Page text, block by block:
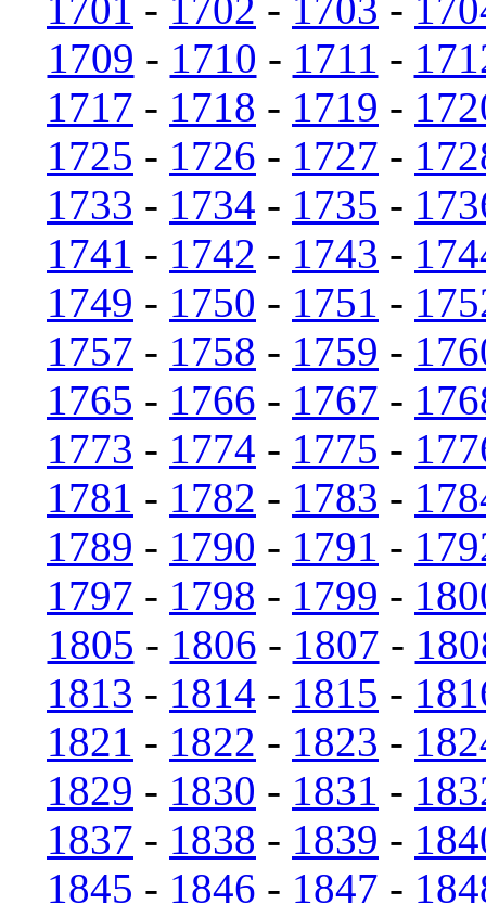
1709 - 1710 - 1711 -
1717 - 1718 - 1719 -
1725 - 1726 - 1727 -
1733 - 1734 - 1735 -
1741 - 1742 - 1743 -
1749 - 1750 - 1751 -
1757 - 1758 - 1759 -
1765 - 1766 - 1767 -
1773 - 1774 - 1775 -
1781 - 1782 - 1783 -
1789 - 1790 - 1791 -
1797 - 1798 - 1799 -
1805 - 1806 - 1807 -
1813 - 1814 - 1815 -
1821 - 1822 - 1823 -
1829 - 1830 - 1831 -
1837 - 1838 - 1839 -
1845 - 1846 - 1847 -